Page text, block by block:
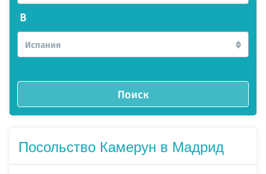
В
Испания
Поиск
Посольство Камерун в Мадрид